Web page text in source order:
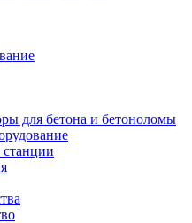
для бетона и бетоноломы